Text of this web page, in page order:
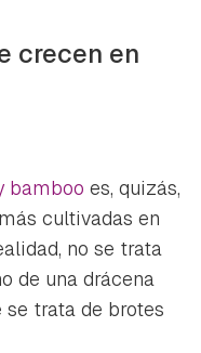
crecen en
bamboo es, quizás,
cultivadas en
no se trata
de una drácena
se trata de brotes